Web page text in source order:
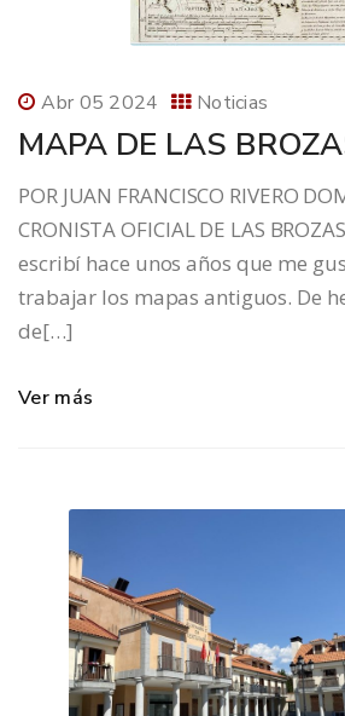
Abr 05 2024 Noticias
MAPA DE LAS
POR JUAN FRANCISCO RIVERO
CRONISTA OFICIAL DE LAS
escribí hace unos años que me
trabajar los mapas antiguos. De
de[…]
Ver más